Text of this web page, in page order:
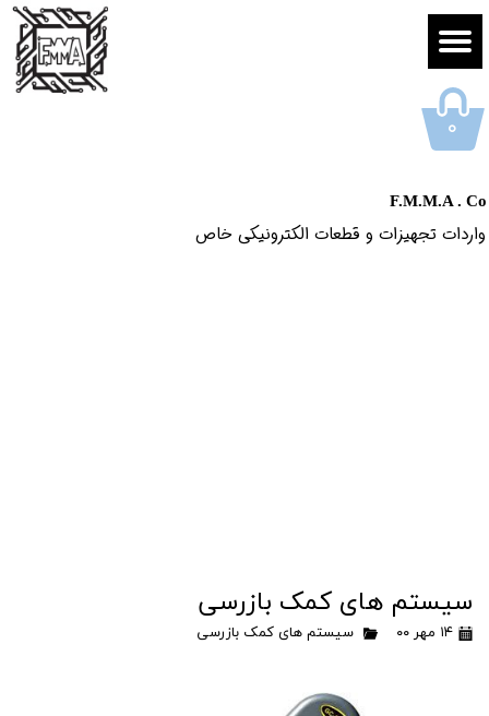
F.M.M.A . Co
واردات تجهیزات و قطعات الکترونیکى خاص​​​​​​​
۰
سیستم های کمک بازرسی
۱۴ مهر ۰۰ سیستم های کمک بازرسی